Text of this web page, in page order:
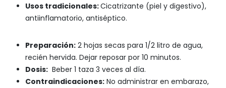
Usos tradicionales:Cicatrizante (piel y digestivo),
antiinflamatorio, antiséptico.
Preparación: 2 hojas secas para 1/2 litro de agua,
recién hervida. Dejar reposar por 10 minutos.
Dosis: Beber 1 taza 3 veces al día.
Contraindicaciones: No administrar en embarazo,